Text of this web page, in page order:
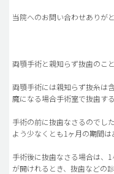
料金一覧
当院へのお問い合わせありが
両顎手術と親知らず抜歯のこと
両顎手術には親知らず抜糸は
魔になる場合手術室で抜歯す
手術の前に抜歯なさるのでし
よう少なくとも1ヶ月の期間は
手術後に抜歯なさる場合は、
が開けれるとき、抜歯などの